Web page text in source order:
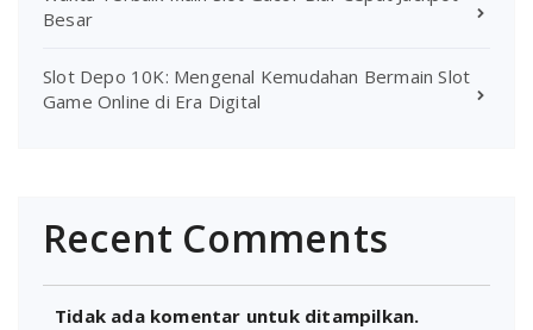
Besar
Slot Depo 10K: Mengenal Kemudahan Bermain Slot
Game Online di Era Digital
Recent Comments
Tidak ada komentar untuk ditampilkan.